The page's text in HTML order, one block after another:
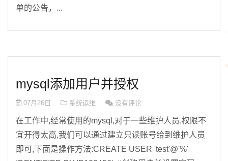
单的公告，...
mysql添加用户并授权
07月26日 系统运维 没有评论
在工作中,经常使用的mysql,对于一些维护人员,权限不
宜开得太高,我们可以通过建立只读账号给到维护人员
即可,下面是操作方法:CREATE USER 'test'@'%'